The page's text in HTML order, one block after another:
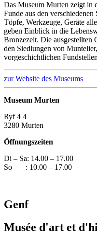
Das Museum Murten zeigt in
Funde aus den
Töpfe, Werkzeuge, Geräte
geben Einblick in die
Bronzezeit. Die ausgestellten
den Siedlungen von
vorgeschichtlichen
zur Website des Museums
Museum Murten
Ryf 4 4
3280 Murten
Öffnungszeiten
Di – Sa: 14.00 – 17.00
So : 10.00 – 17.00
Genf
Musée d'art et